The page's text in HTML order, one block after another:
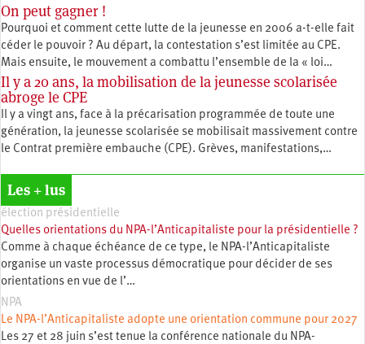
On peut gagner !
Pourquoi et comment cette lutte de la jeunesse en 2006 a-t-elle fait
céder le pouvoir ? Au départ, la contestation s’est limitée au CPE.
Mais ensuite, le mouvement a combattu l’ensemble de la « loi…
Il y a 20 ans, la mobilisation de la jeunesse scolarisée
abroge le CPE
Il y a vingt ans, face à la précarisation programmée de toute une
génération, la jeunesse scolarisée se mobilisait massivement contre
le Contrat première embauche (CPE). Grèves, manifestations,…
Les + lus
élection présidentielle
Quelles orientations du NPA-l’Anticapitaliste pour la présidentielle ?
Comme à chaque échéance de ce type, le NPA-l’Anticapitaliste
organise un vaste processus démocratique pour décider de ses
orientations en vue de l’…
NPA
Le NPA-l’Anticapitaliste adopte une orientation commune pour 2027
Les 27 et 28 juin s’est tenue la conférence nationale du NPA-